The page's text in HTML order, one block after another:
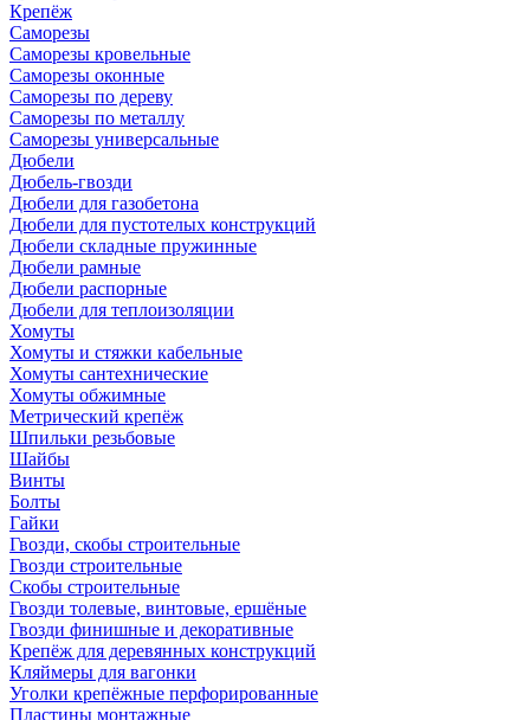
Крепёж
Саморезы
Саморезы кровельные
Саморезы оконные
Саморезы по дереву
Саморезы по металлу
Саморезы универсальные
Дюбели
Дюбель-гвозди
Дюбели для газобетона
Дюбели для пустотелых конструкций
Дюбели складные пружинные
Дюбели рамные
Дюбели распорные
Дюбели для теплоизоляции
Хомуты
Хомуты и стяжки кабельные
Хомуты сантехнические
Хомуты обжимные
Метрический крепёж
Шпильки резьбовые
Шайбы
Винты
Болты
Гайки
Гвозди, скобы строительные
Гвозди строительные
Скобы строительные
Гвозди толевые, винтовые, ершёные
Гвозди финишные и декоративные
Крепёж для деревянных конструкций
Кляймеры для вагонки
Уголки крепёжные перфорированные
Пластины монтажные